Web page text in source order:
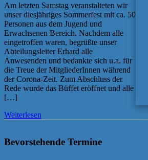
Am letzten Samstag veranstalteten wir
unser diesjähriges Sommerfest mit ca. 50
Personen aus dem Jugend und
Erwachsenen Bereich. Nachdem alle
eingetroffen waren, begrüßte unser
Abteilungsleiter Erhard alle
Anwesenden und bedankte sich u.a. für
die Treue der MitgliederInnen während
der Corona-Zeit. Zum Abschluss der
Rede wurde das Büffet eröffnet und alle
[…]
Weiterlesen
Bevorstehende Termine